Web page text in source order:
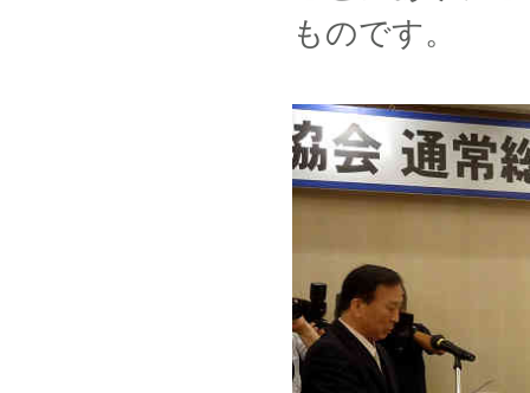
ものです。